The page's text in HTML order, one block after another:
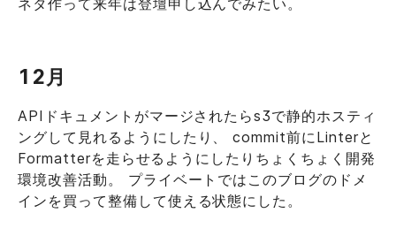
12月
APIドキュメントがマージされたらs3で静的ホスティ
ングして見れるようにしたり、 commit前にLinterと
Formatterを走らせるようにしたりちょくちょく開発
環境改善活動。 プライベートではこのブログのドメ
インを買って整備して使える状態にした。